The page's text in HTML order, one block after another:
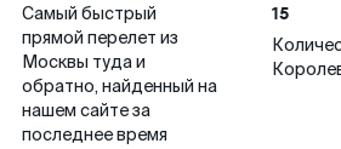
Самый быстрый
прямой перелет из
Москвы туда и
обратно, найденный на
нашем сайте за
последнее время
15